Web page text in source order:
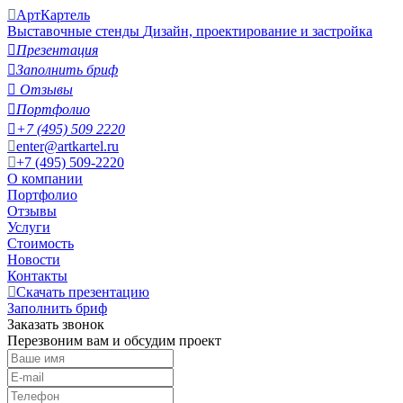
АртКартель
Выставочные стенды Дизайн, проектирование и застройка
Презентация
Заполнить бриф
 Отзывы
Портфолио
+7 (495) 509 2220
enter@artkartel.ru
+7 (495) 509-2220
О компании
Портфолио
Отзывы
Услуги
Стоимость
Новости
Контакты
Скачать презентацию
Заполнить бриф
Заказать звонок
Перезвоним вам и обсудим проект